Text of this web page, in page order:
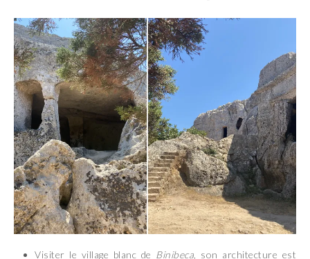
Visiter le village blanc de Binibeca , son architecture est